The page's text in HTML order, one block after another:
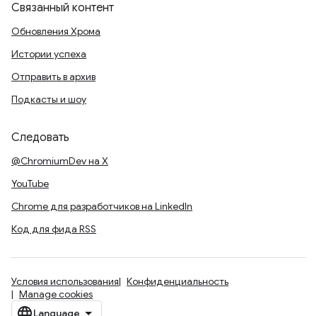
Связанный контент
Обновления Хрома
Истории успеха
Отправить в архив
Подкасты и шоу
Следовать
@ChromiumDev на X
YouTube
Chrome для разработчиков на LinkedIn
Код для фида RSS
Условия использования
Конфиденциальность
Manage cookies